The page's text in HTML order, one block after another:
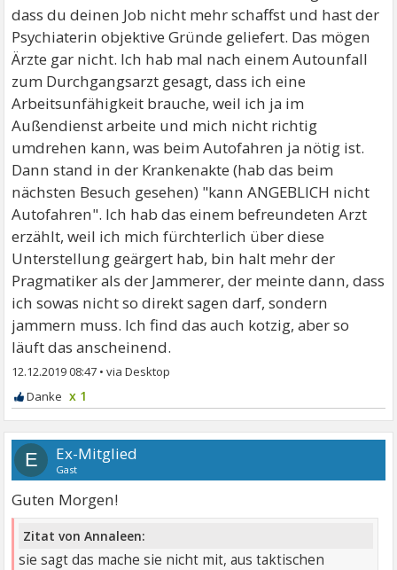
dass du deinen Job nicht mehr schaffst und hast der
Psychiaterin objektive Gründe geliefert. Das mögen
Ärzte gar nicht. Ich hab mal nach einem Autounfall
zum Durchgangsarzt gesagt, dass ich eine
Arbeitsunfähigkeit brauche, weil ich ja im
Außendienst arbeite und mich nicht richtig
umdrehen kann, was beim Autofahren ja nötig ist.
Dann stand in der Krankenakte (hab das beim
nächsten Besuch gesehen) "kann ANGEBLICH nicht
Autofahren". Ich hab das einem befreundeten Arzt
erzählt, weil ich mich fürchterlich über diese
Unterstellung geärgert hab, bin halt mehr der
Pragmatiker als der Jammerer, der meinte dann, dass
ich sowas nicht so direkt sagen darf, sondern
jammern muss. Ich find das auch kotzig, aber so
läuft das anscheinend.
12.12.2019 08:47 •
x 1
E Ex-Mitglied
Gast
Guten Morgen!
Zitat von Annaleen:
sie sagt das mache sie nicht mit, aus taktischen